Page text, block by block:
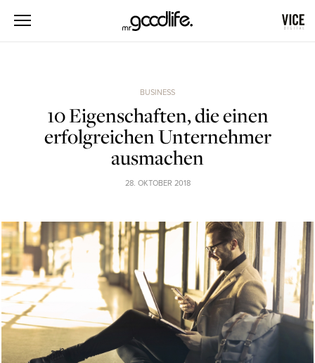
BUSINESS
10 Eigenschaften, die einen
erfolgreichen Unternehmer
ausmachen
28. OKTOBER 2018